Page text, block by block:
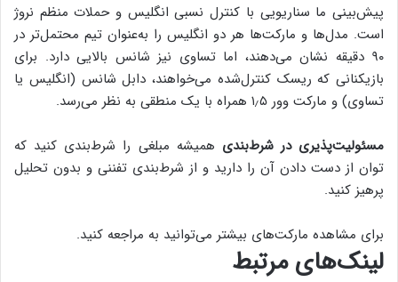
پیش‌بینی ما سناریویی با کنترل نسبی انگلیس و حملات منظم نروژ
است. مدل‌ها و مارکت‌ها هر دو انگلیس را به‌عنوان تیم محتمل‌تر در
۹۰ دقیقه نشان می‌دهند، اما تساوی نیز شانس بالایی دارد. برای
بازیکنانی که ریسک کنترل‌شده می‌خواهند، دابل شانس (انگلیس یا
تساوی) و مارکت وور ۱٫۵ همراه با یک منطقی به نظر می‌رسد.
مسئولیت‌پذیری در شرط‌بندی همیشه مبلغی را شرط‌بندی کنید که
توان از دست دادن آن را دارید و از شرط‌بندی تفننی و بدون تحلیل
پرهیز کنید.
برای مشاهده مارکت‌های بیشتر می‌توانید به مراجعه کنید.
لینک‌های مرتبط